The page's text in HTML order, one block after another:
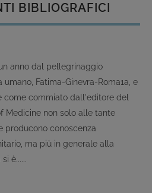
BIBLIOGRAFICI
anno dal pellegrinaggio
Fatima-Ginevra-Roma1a, e
commiato dall'editore del
Medicine non solo alle tante
producono conoscenza
ma più in generale alla
è......